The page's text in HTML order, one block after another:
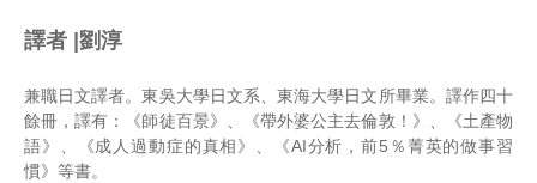
譯者 |劉淳
兼職日文譯者。東吳大學日文系、東海大學日文所畢業。譯作四十
餘冊，譯有：《師徒百景》、《帶外婆公主去倫敦！》、《土產物
語》、《成人過動症的真相》、《AI分析，前5％菁英的做事習
慣》等書。